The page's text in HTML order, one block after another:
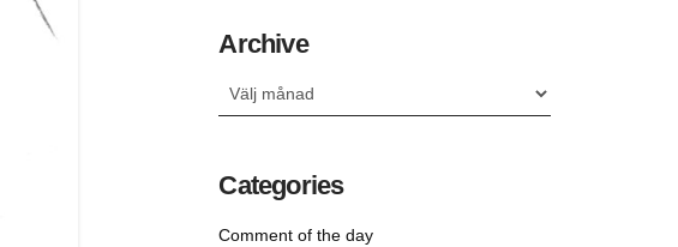
Archive
Archive
Categories
Comment of the day